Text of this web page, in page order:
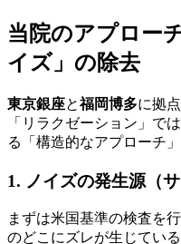
当院のアプロー
イズ」の除去
東京銀座と福岡博多に拠
「リラクゼーション」で
る「構造的なアプローチ」
1. ノイズの発生源（
まずは米国基準の検査を
のどこにズレが生じてい